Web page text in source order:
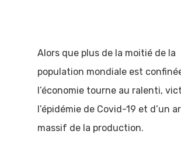
Alors que plus de la moitié de la
population mondiale est
l’économie tourne au ralenti,
l’épidémie de Covid-19 et d’un
massif de la production.